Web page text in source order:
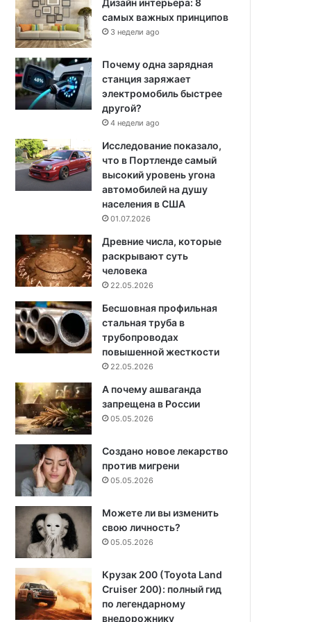
Дизайн интерьера: 8
самых важных принципов
3 недели ago
Почему одна зарядная
станция заряжает
электромобиль быстрее
другой?
4 недели ago
Исследование показало,
что в Портленде самый
высокий уровень угона
автомобилей на душу
населения в США
01.07.2026
Древние числа, которые
раскрывают суть
человека
22.05.2026
Бесшовная профильная
стальная труба в
трубопроводах
повышенной жесткости
22.05.2026
А почему ашваганда
запрещена в России
05.05.2026
Создано новое лекарство
против мигрени
05.05.2026
Можете ли вы изменить
свою личность?
05.05.2026
Крузак 200 (Toyota Land
Cruiser 200): полный гид
по легендарному
внедорожнику